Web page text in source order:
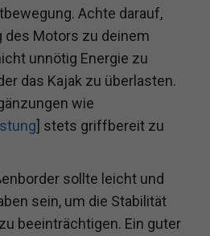
Achte darauf,
des Motors zu deinem
unnötig Energie zu
das Kajak zu überlasten.
wie
] stets griffbereit zu
sollte leicht und
sein, um die Stabilität
beeinträchtigen. Ein guter